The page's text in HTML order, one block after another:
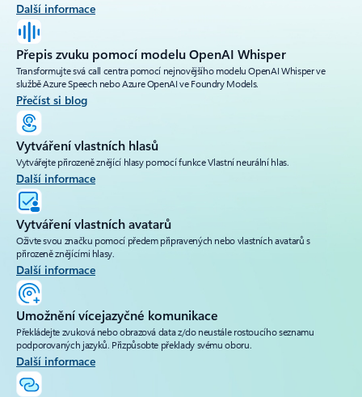
Další informace
Přepis zvuku pomocí modelu OpenAI Whisper
Transformujte svá call centra pomocí nejnovějšího modelu OpenAI Whisper ve
službě Azure Speech nebo Azure OpenAI ve Foundry Models.
Přečíst si blog
Vytváření vlastních hlasů
Vytvářejte přirozeně znějící hlasy pomocí funkce Vlastní neurální hlas.
Další informace
Vytváření vlastních avatarů
Oživte svou značku pomocí předem připravených nebo vlastních avatarů s
přirozeně znějícími hlasy.
Další informace
Umožnění vícejazyčné komunikace
Překládejte zvuková nebo obrazová data z/do neustále rostoucího seznamu
podporovaných jazyků. Přizpůsobte překlady svému oboru.
Další informace